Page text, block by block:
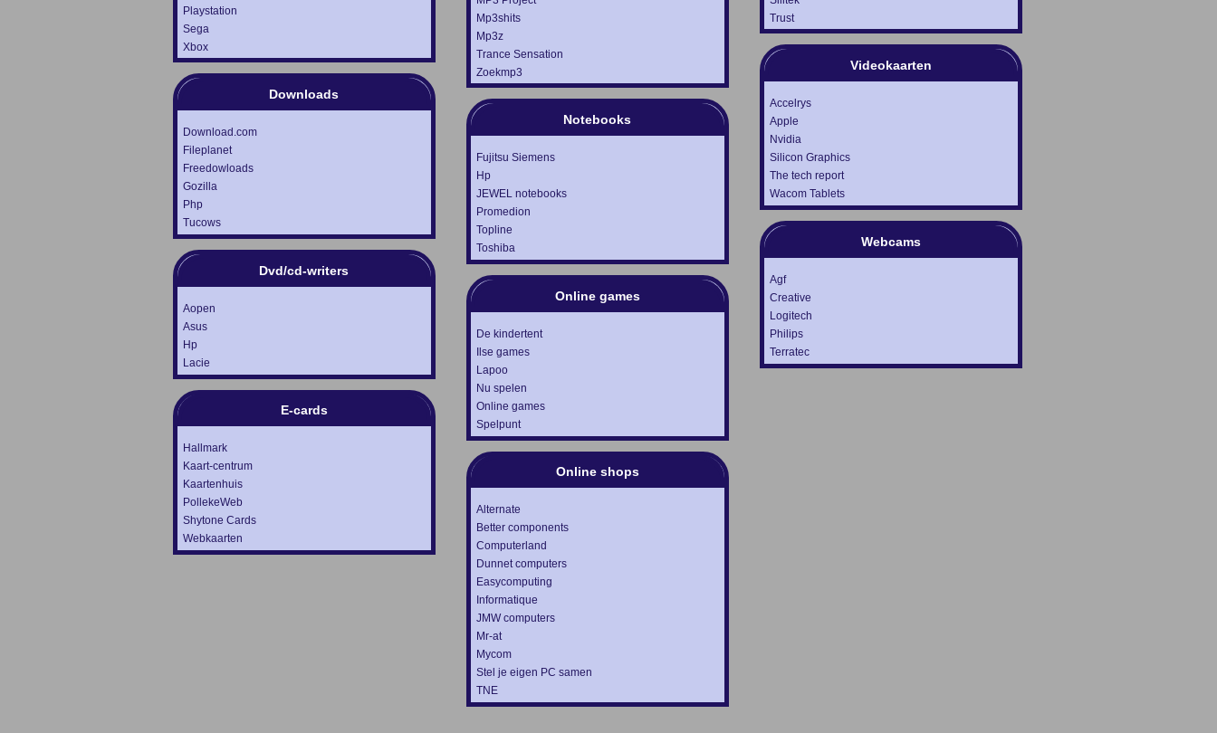
Playstation
Sega
Xbox
Downloads
Download.com
Fileplanet
Freedowloads
Gozilla
Php
Tucows
Dvd/cd-writers
Aopen
Asus
Hp
Lacie
E-cards
Hallmark
Kaart-centrum
Kaartenhuis
PollekeWeb
Shytone Cards
Webkaarten
Mp3shits
Mp3z
Trance Sensation
Zoekmp3
Notebooks
Fujitsu Siemens
Hp
JEWEL notebooks
Promedion
Topline
Toshiba
Online games
De kindertent
Ilse games
Lapoo
Nu spelen
Online games
Spelpunt
Online shops
Alternate
Better components
Computerland
Dunnet computers
Easycomputing
Informatique
JMW computers
Mr-at
Mycom
Stel je eigen PC samen
TNE
Trust
Videokaarten
Accelrys
Apple
Nvidia
Silicon Graphics
The tech report
Wacom Tablets
Webcams
Agf
Creative
Logitech
Philips
Terratec